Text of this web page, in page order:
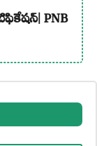
PNB